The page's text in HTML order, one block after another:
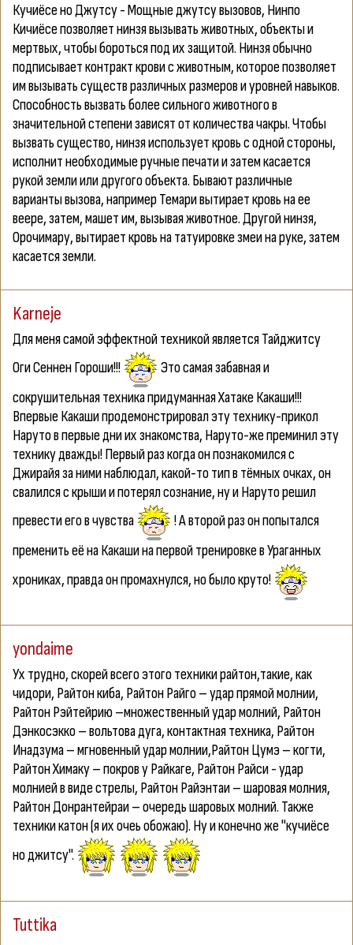
Кучиёсе но Джутсу - Мощные джутсу вызовов, Нинпо
Кичиёсе позволяет нинзя вызывать животных, объекты и
мертвых, чтобы бороться под их защитой. Нинзя обычно
подписывает контракт крови с животным, которое позволяет
им вызывать существ различных размеров и уровней навыков.
Способность вызвать более сильного животного в
значительной степени зависят от количества чакры. Чтобы
вызвать существо, нинзя использует кровь с одной стороны,
исполнит необходимые ручные печати и затем касается
рукой земли или другого объекта. Бывают различные
варианты вызова, например Темари вытирает кровь на ее
веере, затем, машет им, вызывая животное. Другой нинзя,
Орочимару, вытирает кровь на татуировке змеи на руке, затем
касается земли.
Karneje
Для меня самой эффектной техникой является Тайджитсу
Оги Сеннен Гороши!!!
Это самая забавная и
сокрушительная техника придуманная Хатаке Какаши!!!
Впервые Какаши продемонстрировал эту технику-прикол
Наруто в первые дни их знакомства, Наруто-же преминил эту
технику дважды! Первый раз когда он познакомился с
Джирайя за ними наблюдал, какой-то тип в тёмных очках, он
свалился с крыши и потерял сознание, ну и Наруто решил
превести его в чувства
! А второй раз он попытался
пременить её на Какаши на первой тренировке в Ураганных
хрониках, правда он промахнулся, но было круто!
yondaime
Ух трудно, скорей всего этого техники райтон,такие, как
чидори, Райтон киба, Райтон Райго – удар прямой молнии,
Райтон Рэйтейрию –множественный удар молний, Райтон
Дэнкосэкко – вольтова дуга, контактная техника, Райтон
Инадзума – мгновенный удар молнии,Райтон Цумэ – когти,
Райтон Химаку – покров у Райкаге, Райтон Райси - удар
молнией в виде стрелы, Райтон Райэнтаи – шаровая молния,
Райтон Донрантейраи – очередь шаровых молний. Также
техники катон (я их очеь обожаю). Ну и конечно же "кучиёсе
но джитсу".
Tuttika